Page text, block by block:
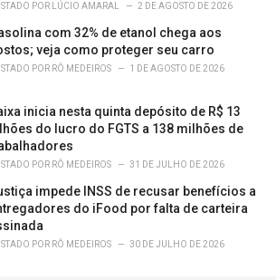
POR LÚCIO AMARAL 2 DE AGOSTO DE 2026
com 32% de etanol chega aos
veja como proteger seu carro
POR RÔ MEDEIROS 1 DE AGOSTO DE 2026
inicia nesta quinta depósito de R$ 13
do lucro do FGTS a 138 milhões de
POR RÔ MEDEIROS 31 DE JULHO DE 2026
impede INSS de recusar benefícios a
do iFood por falta de carteira
POR RÔ MEDEIROS 30 DE JULHO DE 2026